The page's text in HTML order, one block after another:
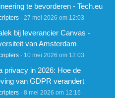
te bevorderen - Tech.eu
27 mei 2026 om 12:03
bij leverancier Canvas -
van Amsterdam
10 mei 2026 om 12:03
privacy in 2026: Hoe de
van GDPR verandert
8 mei 2026 om 12:16